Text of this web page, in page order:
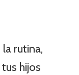
rutina,
hijos